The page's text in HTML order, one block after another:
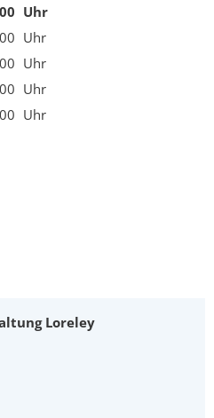
Uhr
12:00 Uhr
Uhr
12:00 Uhr
Uhr
12:00 Uhr
Uhr
12:00 Uhr
Uhr
Loreley